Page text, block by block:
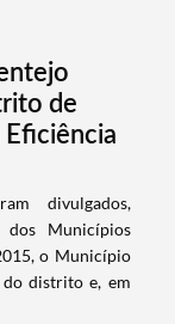
de
Eficiência
divulgados,
dos Municípios
o Município
distrito e, em